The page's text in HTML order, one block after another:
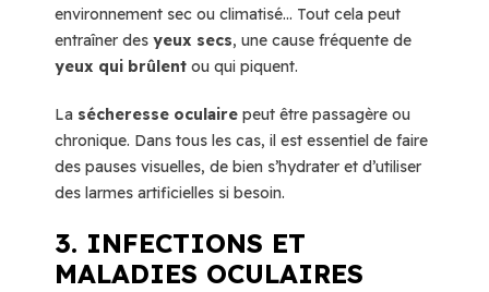
environnement sec ou climatisé... Tout cela peut
entraîner des yeux secs, une cause fréquente de
yeux qui brûlent ou qui piquent.
La sécheresse oculaire peut être passagère ou
chronique. Dans tous les cas, il est essentiel de faire
des pauses visuelles, de bien s’hydrater et d’utiliser
des larmes artificielles si besoin.
3. INFECTIONS ET
MALADIES OCULAIRES